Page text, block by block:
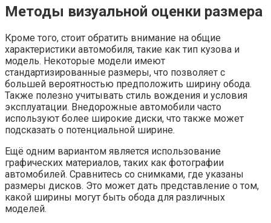
Методы визуальной оценки размера
Кроме того, стоит обратить внимание на общие
характеристики автомобиля, такие как тип кузова и
модель. Некоторые модели имеют
стандартизированные размеры, что позволяет с
большей вероятностью предположить ширину обода.
Также полезно учитывать стиль вождения и условия
эксплуатации. Внедорожные автомобили часто
используют более широкие диски, что также может
подсказать о потенциальной ширине.
Ещё одним вариантом является использование
графических материалов, таких как фотографии
автомобилей. Сравнитесь со снимками, где указаны
размеры дисков. Это может дать представление о том,
какой ширины могут быть обода для различных
моделей.